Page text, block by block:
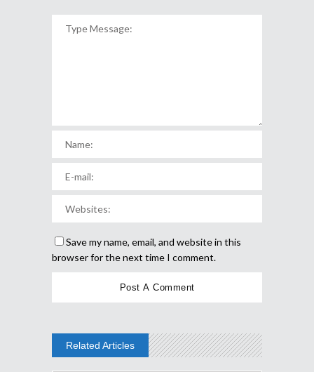
Save my name, email, and website in this
browser for the next time I comment.
Related Articles